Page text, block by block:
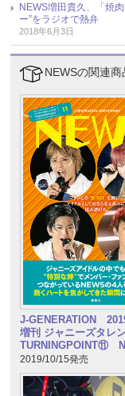
NEWS増田貴久、「焼
ー”をラジオで熱弁
2018年6月3日
NEWSの関連商
J-GENERATION
増刊 ジャニーズタレ
TURNINGPOINT⑪
2019/10/15発売